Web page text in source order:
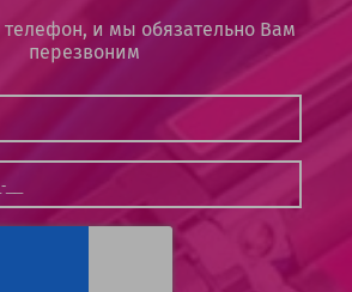
телефон, и мы обязательно Вам
перезвоним